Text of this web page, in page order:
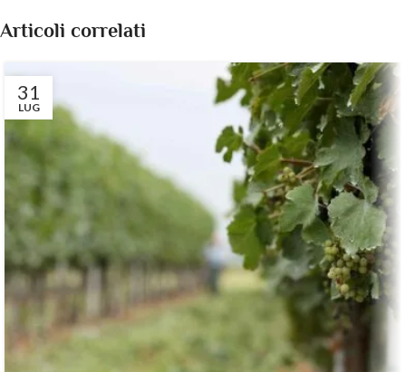
Articoli correlati
31
LUG